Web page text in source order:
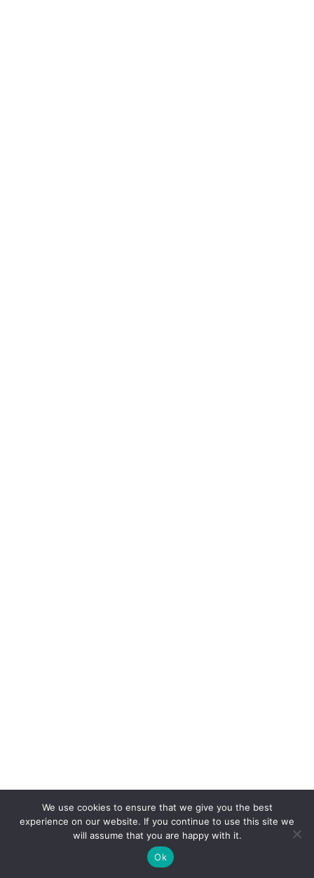
We use cookies to ensure that we give you the best
experience on our website. If you continue to use this site we
will assume that you are happy with it.
Ok